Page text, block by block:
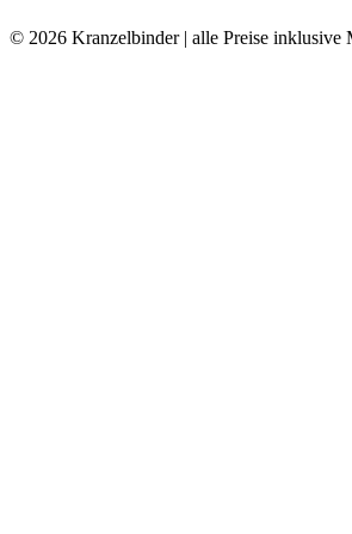
© 2026 Kranzelbinder | alle Preise inklusive